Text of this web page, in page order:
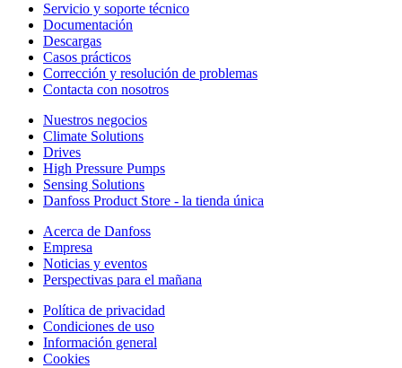
Servicio y soporte técnico
Documentación
Descargas
Casos prácticos
Corrección y resolución de problemas
Contacta con nosotros
Nuestros negocios
Climate Solutions
Drives
High Pressure Pumps
Sensing Solutions
Danfoss Product Store - la tienda única
Acerca de Danfoss
Empresa
Noticias y eventos
Perspectivas para el mañana
Política de privacidad
Condiciones de uso
Información general
Cookies